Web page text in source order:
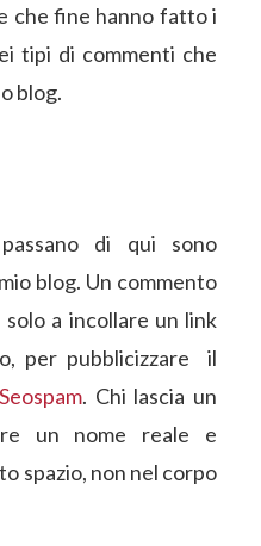
che fine hanno fatto i
tipi di commenti che
blog.
di qui sono
blog. Un commento
a incollare un link
per pubblicizzare il
Seospam. Chi lascia un
un nome reale e
spazio, non nel corpo